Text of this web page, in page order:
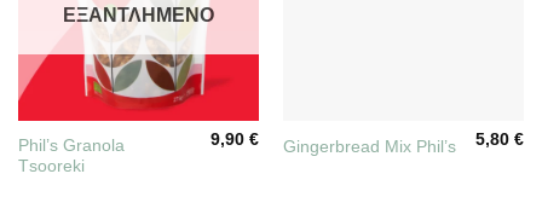
ΕΞΑΝΤΛΗΜΈΝΟ
Phil’s Granola
Τsooreki
9,90€ Gingerbread Mix Phil’s 5,80€